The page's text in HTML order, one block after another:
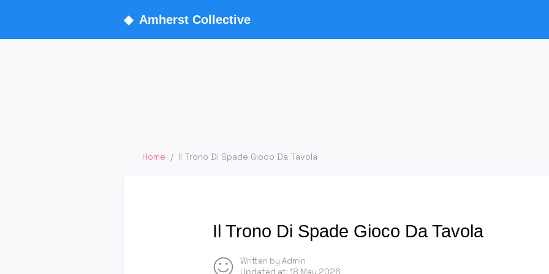
◆ Amherst Collective
Home / Il Trono Di Spade Gioco Da Tavola
Il Trono Di Spade Gioco Da Tavola
Written by Admin
Updated at: 18 May 2026